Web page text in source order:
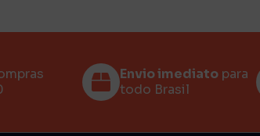
Envio imediato para
todo Brasil